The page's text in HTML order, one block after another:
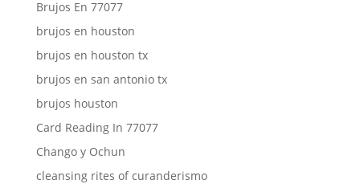
Brujos En 77077
brujos en houston
brujos en houston tx
brujos en san antonio tx
brujos houston
Card Reading In 77077
Chango y Ochun
cleansing rites of curanderismo